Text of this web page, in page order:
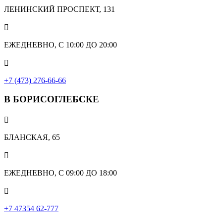
ЛЕНИНСКИЙ ПРОСПЕКТ, 131

ЕЖЕДНЕВНО, С 10:00 ДО 20:00

+7 (473) 276-66-66
В БОРИСОГЛЕБСКЕ

БЛАНСКАЯ, 65

ЕЖЕДНЕВНО, С 09:00 ДО 18:00

‎+7 47354 62-777